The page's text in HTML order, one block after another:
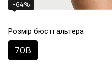
−64%
Розмір бюстгальтера
70B